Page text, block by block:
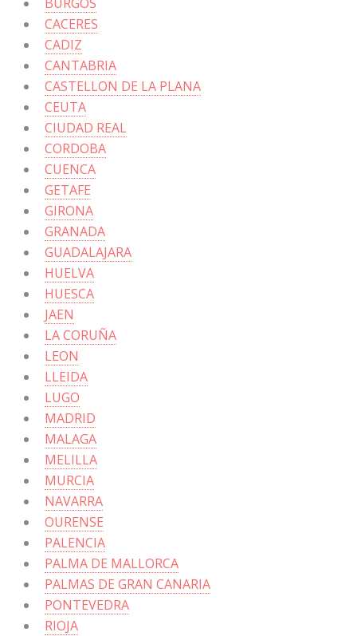
CACERES
CADIZ
CANTABRIA
CASTELLON DE LA PLANA
CEUTA
CIUDAD REAL
CORDOBA
CUENCA
GETAFE
GIRONA
GRANADA
GUADALAJARA
HUELVA
HUESCA
JAEN
LA CORUÑA
LEON
LLEIDA
LUGO
MADRID
MALAGA
MELILLA
MURCIA
NAVARRA
OURENSE
PALENCIA
PALMA DE MALLORCA
PALMAS DE GRAN CANARIA
PONTEVEDRA
RIOJA